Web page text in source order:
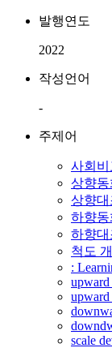
발행연도
2022
작성언어
-
주제어
사회비
상향동
상향대
하향동
하향대
척도
:
upward
upward
scale